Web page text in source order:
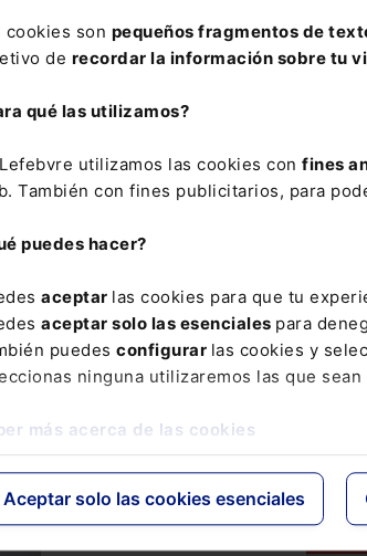
cookies son pequeños fragmentos de
de recordar la información sobre tu
qué las utilizamos?
utilizamos las cookies con fines
También con fines publicitarios, para
puedes hacer?
aceptar las cookies para que tu
aceptar solo las esenciales para
puedes configurar las cookies y
ninguna utilizaremos las que
más acerca de las cookies
Aceptar solo las cookies esenciales
por la que se nombra,
Tecnológica. (B.O.E. núm. 100
de 2 de abril, del Consejero de
del Gobierno de Navarra por la
Dato del Servicio de Avance Digital,
y Digitalización.(B.O.N. núm. 81
INTERESAR